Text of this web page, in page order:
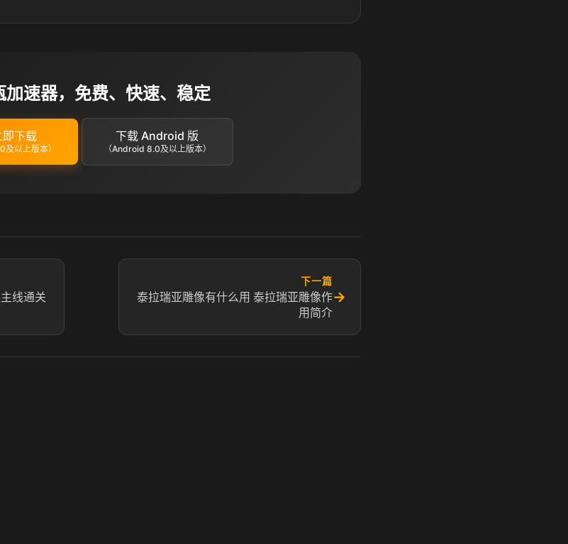
加速器，免费、快速、稳定
即下载
及以上版本）
下载 Android 版
（Android 8.0及以上版本）
线通关
下一篇
泰拉瑞亚雕像有什么用 泰拉瑞亚雕像作
用简介
→